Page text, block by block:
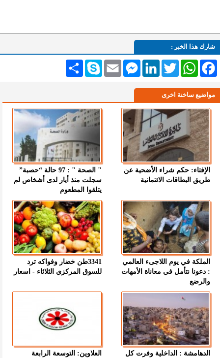
شارك هذا الخبر :
انشر Skype Email
MessengerLinkedInTwitterWhatsAppFacebook
مواضيع ساخنة اخرى
الإفتاء: حكم شراء الأضحية عن
طريق البطاقات الائتمانية
" الصحة " : 97 حالة “حصبة”
سجلت منذ أيار لدى أشخاص لم
يتلقوا المطعوم
الملكة في يوم اللاجىء العالمي
: دعونا نتأمل في معاناة الأمهات
والرضع
3341طن خضار وفواكه ترد
للسوق المركزي الثلاثاء - اسعار
الدهامشة : الداخلية وفرت كل العلاوين: التوسعة الرابعة